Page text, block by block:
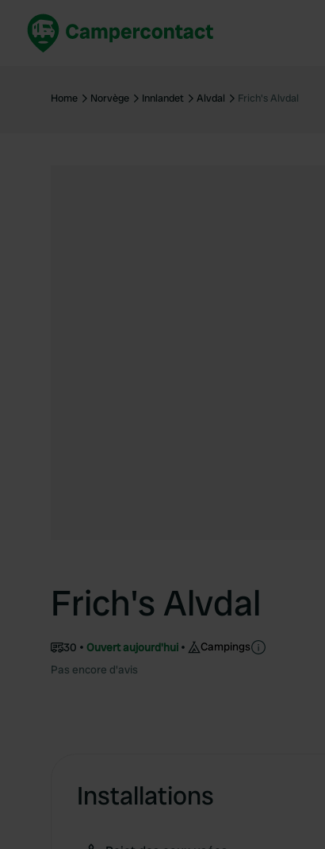
France
Home Norvège Innlandet Alvdal Frich's Alvdal
Frich's Alvdal
30 Ouvert aujourd'hui
Campings
Pas encore d'avis
Installations